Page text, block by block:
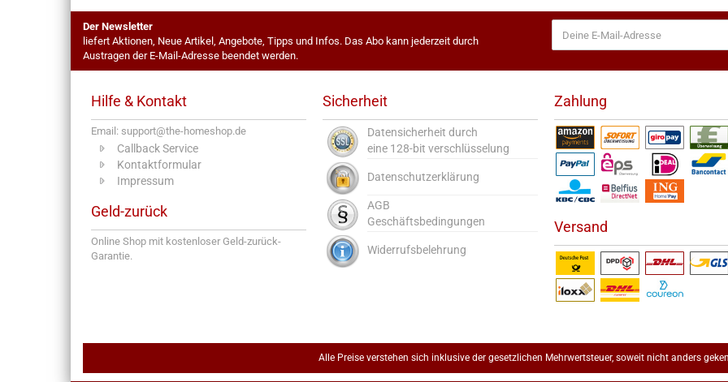
Der Newsletter
liefert Aktionen, Neue Artikel, Angebote, Tipps und Infos. Das Abo kann jederzeit durch
Austragen der E-Mail-Adresse beendet werden.
Hilfe & Kontakt
Email: support@the-homeshop.de
Callback Service
Kontaktformular
Impressum
Geld-zurück
Online Shop mit kostenloser Geld-zurück-
Garantie.
Sicherheit
Datensicherheit durch
eine 128-bit verschlüsselung
Datenschutzerklärung
AGB
Geschäftsbedingungen
Widerrufsbelehrung
Zahlung
Versand
Alle Preise verstehen sich inklusive der gesetzlichen Mehrwertsteuer, soweit nicht anders